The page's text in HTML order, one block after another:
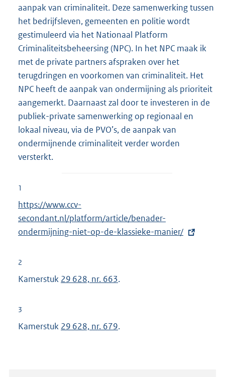
aanpak van criminaliteit. Deze samenwerking tussen
het bedrijfsleven, gemeenten en politie wordt
gestimuleerd via het Nationaal Platform
Criminaliteitsbeheersing (NPC). In het NPC maak ik
met de private partners afspraken over het
terugdringen en voorkomen van criminaliteit. Het
NPC heeft de aanpak van ondermijning als prioriteit
aangemerkt. Daarnaast zal door te investeren in de
publiek-private samenwerking op regionaal en
lokaal niveau, via de PVO’s, de aanpak van
ondermijnende criminaliteit verder worden
versterkt.
1
E
x
t
r
i
n
https://www.ccv-
secondant.nl/platform/article/benader-
ondermijning-niet-op-de-klassieke-manier/
2
Kamerstuk 29 628, nr. 663.
3
Kamerstuk 29 628, nr. 679.